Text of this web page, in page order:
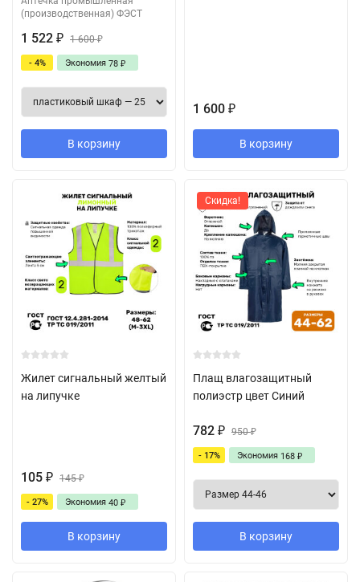
(производственная) ФЭСТ
1 522 ₽ 1 600₽
- 4% Экономия 78 ₽
В корзину
1 600 ₽
В корзину
Жилет сигнальный желтый
на липучке
105 ₽ 145₽
- 27% Экономия 40 ₽
В корзину
Скидка!
Плащ влагозащитный
полиэстр цвет Синий
782 ₽ 950₽
- 17% Экономия 168 ₽
В корзину